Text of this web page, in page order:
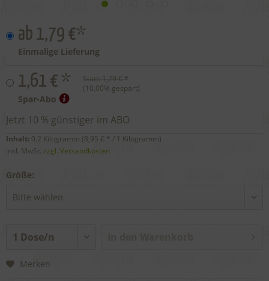
ab 1,79 €*
Einmalige Lieferung
1,61 € * Statt:1,79 € *
(10,00% gespart)
Spar-Abo
Jetzt 10 % günstiger im ABO
Inhalt: 0.2 Kilogramm (8,95 € * / 1 Kilogramm)
inkl. MwSt. zzgl. Versandkosten
Größe:
Merken